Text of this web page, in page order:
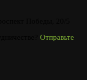
Отправьте